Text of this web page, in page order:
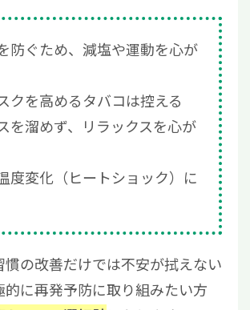
防ぐため、減塩や運動を心が
クを高めるタバコは控える
を溜めず、リラックスを心が
度変化（ヒートショック）に
慣の改善だけでは不安が拭えない
的に再発予防に取り組みたい方